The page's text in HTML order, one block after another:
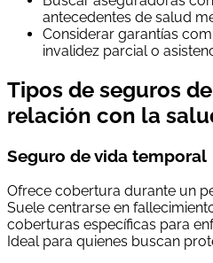
antecedentes de salud
Considerar garantías
invalidez parcial o
Tipos de seguros
relación con la
Seguro de vida temporal
Ofrece cobertura durante un
Suele centrarse en
coberturas específicas para
Ideal para quienes buscan